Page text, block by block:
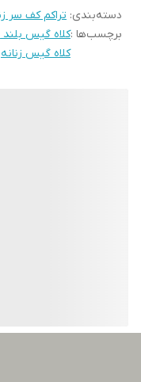
لطفا در گرفتن سریع کار
دسته‌بندی: تراکم کف سر
برچسب‌ها :کلاه گیس بلند
کلاه گیس زنانه